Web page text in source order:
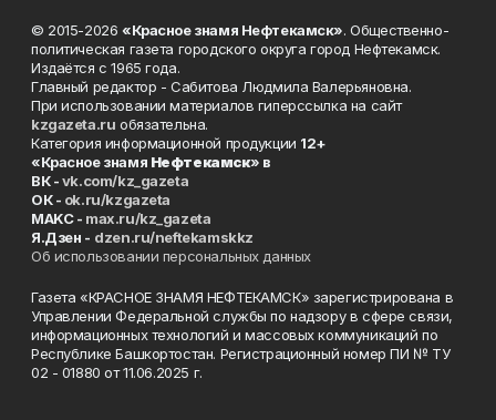
© 2015-2026 «Красное знамя Нефтекамск». Общественно-
политическая газета городского округа город Нефтекамск.
Издаётся с 1965 года.
Главный редактор - Сабитова Людмила Валерьяновна.
При использовании материалов гиперссылка на сайт
kzgazeta.ru обязательна.
Категория информационной продукции 12+
«Красное знамя Нефтекамск» в
ВК -vk.com/kz_gazeta
ОК - ok.ru/kzgazeta
MAKC - max.ru/kz_gazeta
Я.Дзен - dzen.ru/neftekamskkz
Об использовании персональных данных
Газета «КРАСНОЕ ЗНАМЯ НЕФТЕКАМСК» зарегистрирована в
Управлении Федеральной службы по надзору в сфере связи,
информационных технологий и массовых коммуникаций по
Республике Башкортостан. Регистрационный номер ПИ № ТУ
02 - 01880 от 11.06.2025 г.